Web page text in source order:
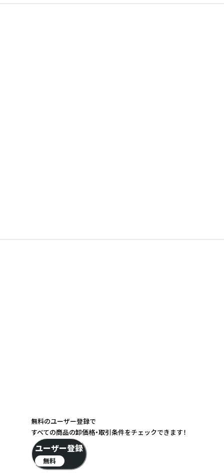
無料のユーザー登録で
すべての商品の卸価格・取引条件をチェックできます！
ユーザー登録
無料